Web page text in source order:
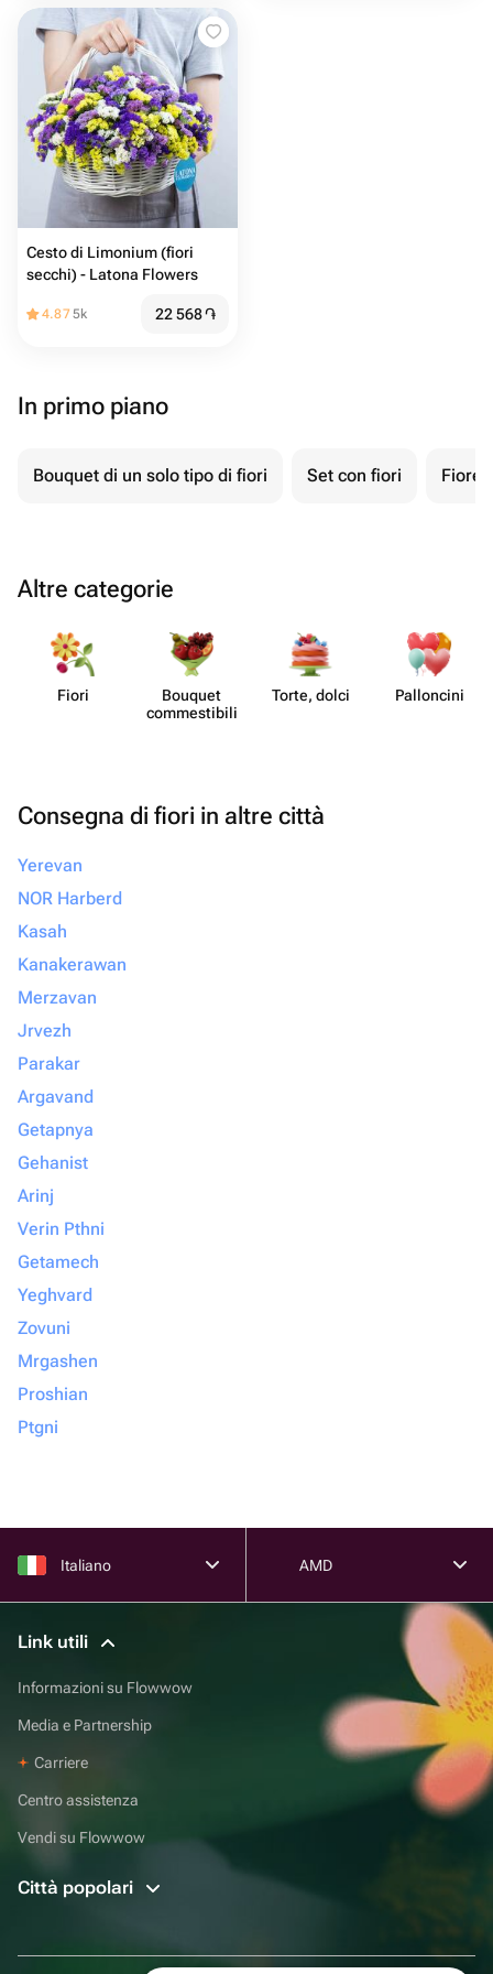
Cesto di Limonium (fiori
secchi) - Latona Flowers
4.875k 22 568֏
In primo piano
Bouquet di un solo tipo di fiori Set con fiori Fiore
Altre categorie
Fiori
Bouquet
commes​tibili
Torte, dolci Pall​oncini
Consegna di fiori in altre città
Yerevan
NOR Harberd
Kasah
Kanakerawan
Merzavan
Jrvezh
Parakar
Argavand
Getapnya
Gehanist
Arinj
Verin Pthni
Getamech
Yeghvard
Zovuni
Mrgashen
Proshian
Ptgni
Italiano AMD
Link utili
Informazioni su Flowwow
Media e Partnership
Carriere
Centro assistenza
Vendi su Flowwow
Città popolari